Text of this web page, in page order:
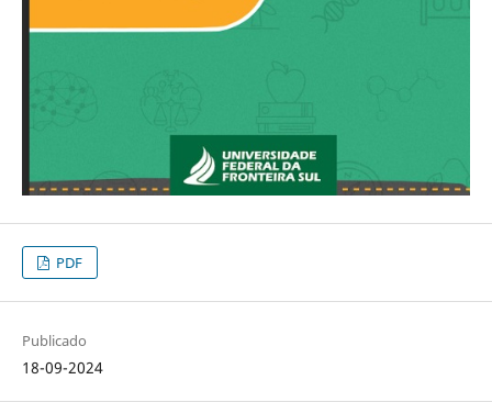
PDF
Publicado
18-09-2024